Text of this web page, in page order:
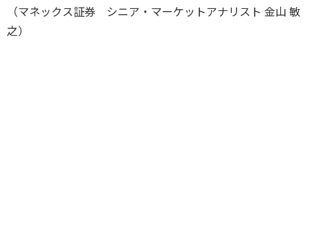
（マネックス証券 シニア・マーケットアナリスト 金山 敏
之）